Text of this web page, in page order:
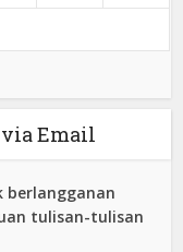
Email
berlangganan
tulisan-tulisan